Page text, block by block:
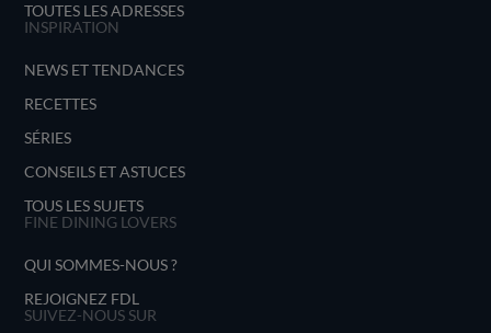
TOUTES LES ADRESSES
INSPIRATION
NEWS ET TENDANCES
RECETTES
SÉRIES
CONSEILS ET ASTUCES
TOUS LES SUJETS
FINE DINING LOVERS
QUI SOMMES-NOUS ?
REJOIGNEZ FDL
SUIVEZ-NOUS SUR